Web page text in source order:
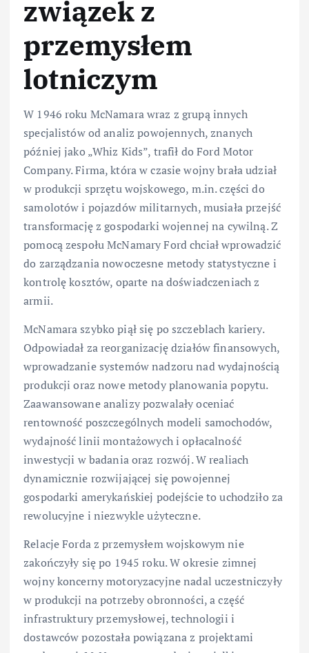
związek z
przemysłem
lotniczym
W 1946 roku McNamara wraz z grupą innych
specjalistów od analiz powojennych, znanych
później jako „Whiz Kids”, trafił do Ford Motor
Company. Firma, która w czasie wojny brała udział
w produkcji sprzętu wojskowego, m.in. części do
samolotów i pojazdów militarnych, musiała przejść
transformację z gospodarki wojennej na cywilną. Z
pomocą zespołu McNamary Ford chciał wprowadzić
do zarządzania nowoczesne metody statystyczne i
kontrolę kosztów, oparte na doświadczeniach z
armii.
McNamara szybko piął się po szczeblach kariery.
Odpowiadał za reorganizację działów finansowych,
wprowadzanie systemów nadzoru nad wydajnością
produkcji oraz nowe metody planowania popytu.
Zaawansowane analizy pozwalały oceniać
rentowność poszczególnych modeli samochodów,
wydajność linii montażowych i opłacalność
inwestycji w badania oraz rozwój. W realiach
dynamicznie rozwijającej się powojennej
gospodarki amerykańskiej podejście to uchodziło za
rewolucyjne i niezwykle użyteczne.
Relacje Forda z przemysłem wojskowym nie
zakończyły się po 1945 roku. W okresie zimnej
wojny koncerny motoryzacyjne nadal uczestniczyły
w produkcji na potrzeby obronności, a część
infrastruktury przemysłowej, technologii i
dostawców pozostała powiązana z projektami